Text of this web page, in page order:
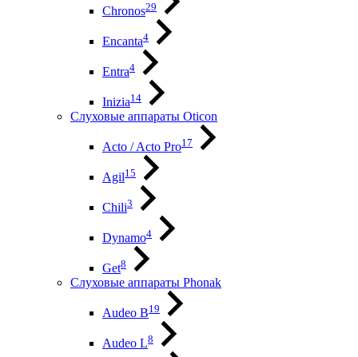
Chronos29
Encanta4
Entra4
Inizia14
Слуховые аппараты Oticon
Acto / Acto Pro17
Agil15
Chili3
Dynamo4
Get8
Слуховые аппараты Phonak
Audeo B19
Audeo L8